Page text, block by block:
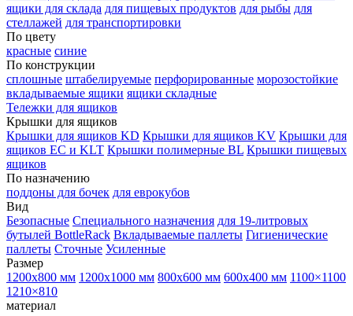
ящики для склада для пищевых продуктов для рыбы для
стеллажей для транспортировки
По цвету
красные синие
По конструкции
сплошные штабелируемые перфорированные морозостойкие
вкладываемые ящики ящики складные
Тележки для ящиков
Крышки для ящиков
Крышки для ящиков KD Крышки для ящиков KV Крышки для
ящиков EC и KLT Крышки полимерные BL Крышки пищевых
ящиков
По назначению
поддоны для бочек для еврокубов
Вид
Безопасные Специального назначения для 19-литровых
бутылей BottleRack Вкладываемые паллеты Гигиенические
паллеты Сточные Усиленные
Размер
1200х800 мм 1200х1000 мм 800х600 мм 600х400 мм 1100×1100
1210×810
материал